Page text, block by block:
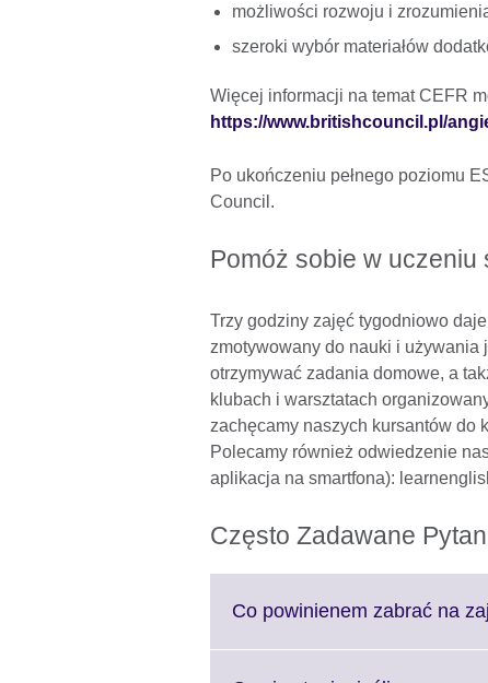
możliwości rozwoju i
szeroki wybór materiałów
Więcej informacji na temat CEFR
https://www.britishcouncil.pl/
Po ukończeniu pełnego poziomu
Council.
Pomóż sobie w uczeniu
Trzy godziny zajęć tygodniowo
zmotywowany do nauki i
otrzymywać zadania domowe, a
klubach i warsztatach
zachęcamy naszych kursantów do
Polecamy również odwiedzenie
aplikacja na smartfona):
Często Zadawane
Co powinienem zabrać na